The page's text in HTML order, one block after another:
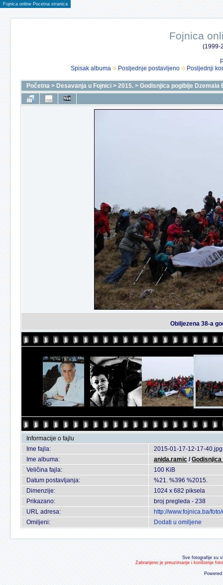
Fojnica online Pocetna stranica
Fojnica
(1999-
Spisak albuma
Posljednje postavljeno Posljednji
Početna > Desavanja u Fojnici > 2015. > Godisnjica pogibije Dzemala
Obiljezena 38-a
Informacije o fajlu
Ime fajla:
2015-01-17-12-17-40.jpg
Ime albuma:
anida.ramic /Godisnjica
Veličina fajla:
100 KiB
Datum postavljanja:
%21. %396 %2015.
Dimenzije:
1024 x 682 piksela
Prikazano:
broj pregleda - 238
URL adresa:
http://www.fojnica.ba/
Omiljeni:
Dodati u omiljene
Sve fotografije su
Zabranjeno je preuzimanje i korištenje